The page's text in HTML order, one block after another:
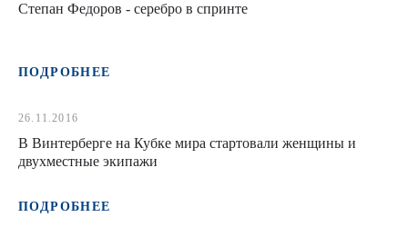
Степан Федоров - серебро в спринте
ПОДРОБНЕЕ
26.11.2016
В Винтерберге на Кубке мира стартовали женщины и
двухместные экипажи
ПОДРОБНЕЕ